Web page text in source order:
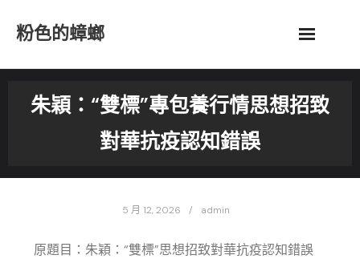
粉色的蟑螂
朱穎：“雙標”專包養行情思想招致
對華抗疫認知錯誤
5 月 12, 2026 admin
原題目：朱穎：“雙標”思想招致對華抗疫認知錯誤